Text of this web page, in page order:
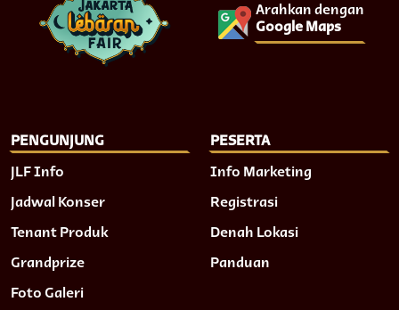
Arahkan dengan
Google Maps
PENGUNJUNG
JLF Info
Jadwal Konser
Tenant Produk
Grandprize
Foto Galeri
PESERTA
Info Marketing
Registrasi
Denah Lokasi
Panduan